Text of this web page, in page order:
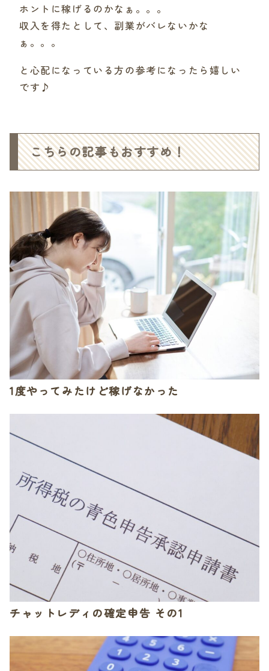
ホントに稼げるのかなぁ。。。
収入を得たとして、副業がバレないかな
ぁ。。。
と心配になっている方の参考になったら嬉しい
です♪
こちらの記事もおすすめ！
1度やってみたけど稼げなかった
チャットレディの確定申告 その1